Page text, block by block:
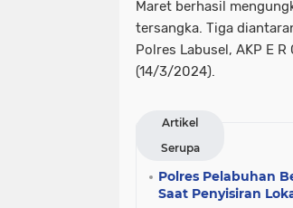
Maret berhasil
tersangka. Tiga
Polres Labusel, AKP E
(14/3/2024).
Artikel
Serupa
Polres Pelabuhan
Saat Penyisiran